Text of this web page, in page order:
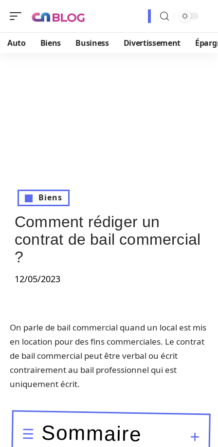
Auto Biens Business Divertissement
Biens
Comment rédiger un
contrat de bail commercial
?
12/05/2023
On parle de bail commercial quand un local est mis
en location pour des fins commerciales. Le contrat
de bail commercial peut être verbal ou écrit
contrairement au bail professionnel qui est
uniquement écrit.
Sommaire